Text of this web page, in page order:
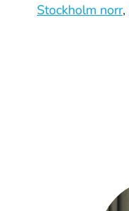
Stockholm norr,